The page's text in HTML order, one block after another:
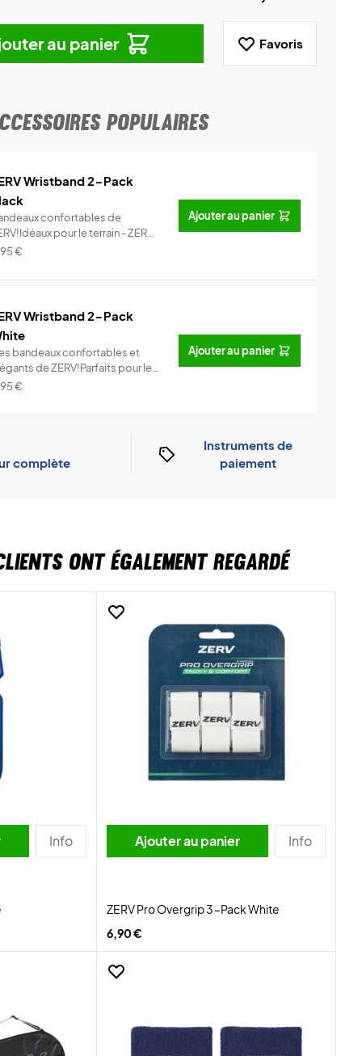
au panier Favoris
POPULAIRES
Wristband 2-Pack
confortables de
pour le terrain - ZERV
€
Ajouter au panier
Wristband 2-Pack
bandeaux confortables et
de ZERV!Parfaits pour le
Info
€
Ajouter au panier
complète
Instruments de
paiement
ONT ÉGALEMENT REGARDÉ
Info Ajouter au panier Info
ZERV Pro Overgrip 3-Pack White
6,90 €